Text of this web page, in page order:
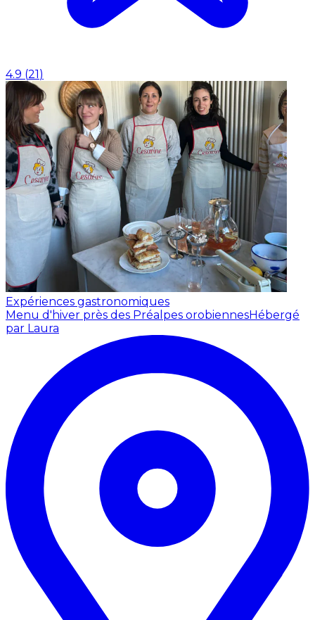
4.9 (21)
Expériences gastronomiques
Menu d'hiver près des Préalpes orobiennesHébergé
par Laura